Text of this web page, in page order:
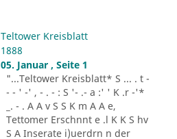
Teltower Kreisblatt
1888
05. Januar , Seite 1
"...Teltower Kreisblatt* S ... . t -
- - ' -' , - . - : S '- .- a :' ' K .r -'*
_. - . A A v S S K m A A e,
Tettomer Erschnnt e .l K K S hv
S A Inserate i)uerdrn n der